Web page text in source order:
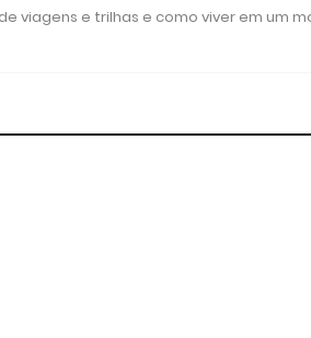
viagens e trilhas e como viver em um